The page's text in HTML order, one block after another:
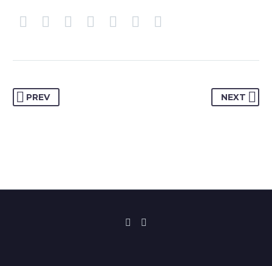
PREV NEXT